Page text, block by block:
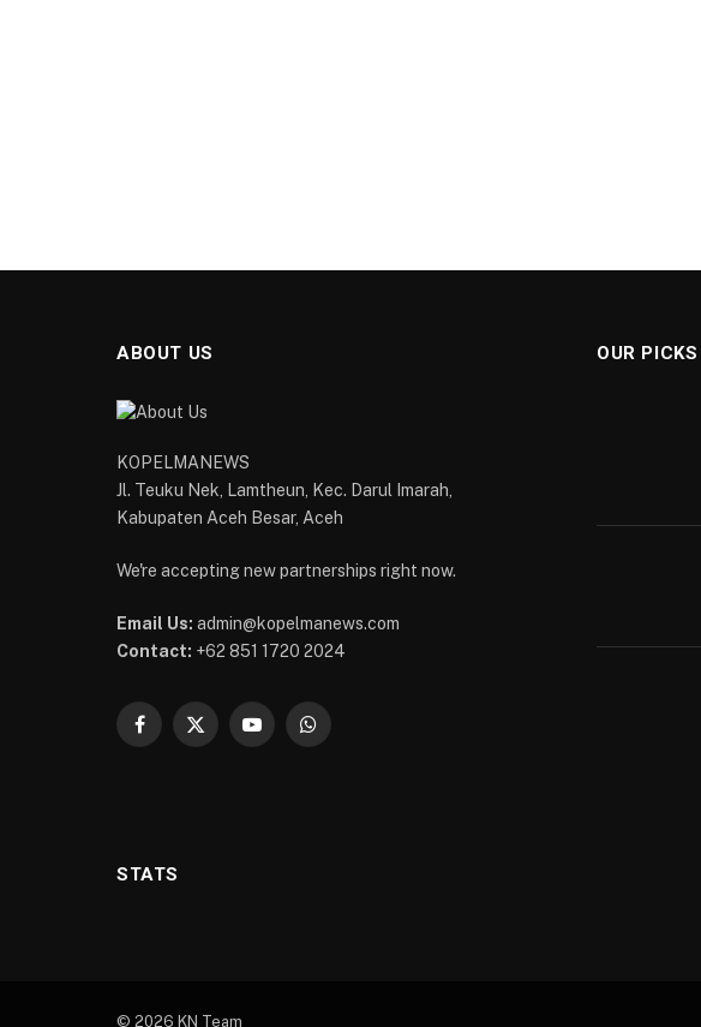
ABOUT US
KOPELMANEWS
Jl. Teuku Nek, Lamtheun, Kec. Darul Imarah,
Kabupaten Aceh Besar, Aceh
We're accepting new partnerships right now.
Email Us: admin@kopelmanews.com
Contact: +62 851 1720 2024
Facebook
X
YouTubeWhatsApp
OUR PICKS
STATS
© 2026 KN Team